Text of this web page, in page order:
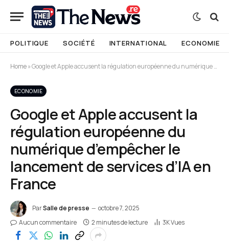
POLITIQUE SOCIÉTÉ INTERNATIONAL ECONOMIE
Home»Google et Apple accusent la régulation européenne du numérique d’empêcher le lancement de services d’IA en France
ECONOMIE
Google et Apple accusent la
régulation européenne du
numérique d’empêcher le
lancement de services d’IA en
France
ParSalle de presse
octobre 7, 2025
Aucun commentaire
2 minutes de lecture 3KVues